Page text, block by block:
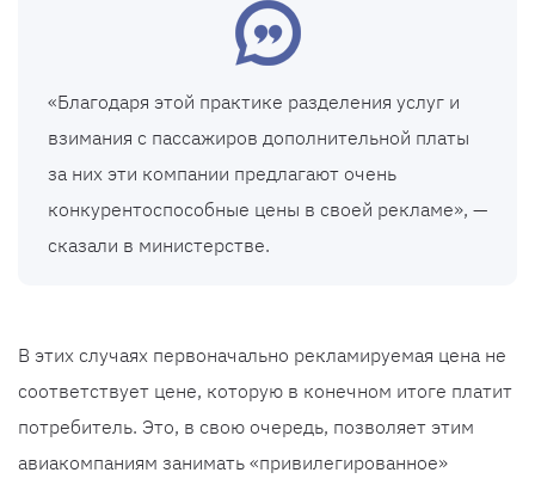
«Благодаря этой практике разделения услуг и
взимания с пассажиров дополнительной платы
за них эти компании предлагают очень
конкурентоспособные цены в своей рекламе», —
сказали в министерстве.
В этих случаях первоначально рекламируемая цена не
соответствует цене, которую в конечном итоге платит
потребитель. Это, в свою очередь, позволяет этим
авиакомпаниям занимать «привилегированное»